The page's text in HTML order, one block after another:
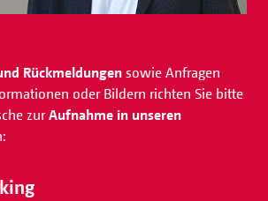
Rückmeldungen sowie Anfragen
oder Bildern richten Sie bitte
zurAufnahme in unseren